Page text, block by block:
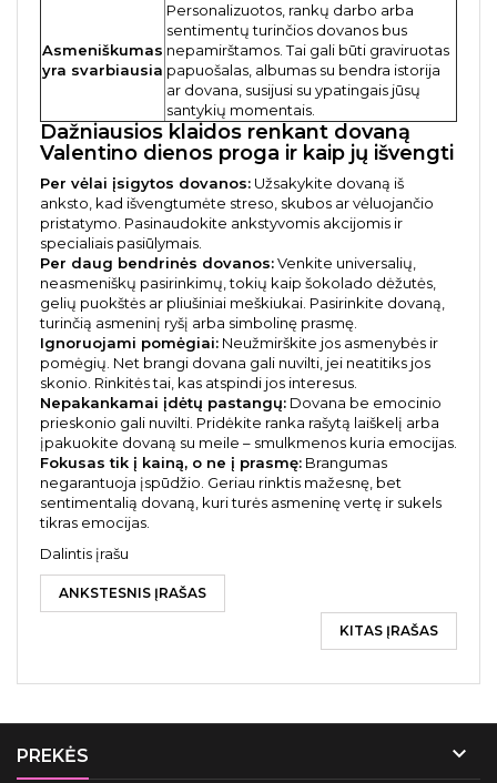
Asmeniškumas
yra svarbiausia
Personalizuotos, rankų darbo arba
sentimentų turinčios dovanos bus
nepamirštamos. Tai gali būti graviruotas
papuošalas, albumas su bendra istorija
ar dovana, susijusi su ypatingais jūsų
santykių momentais.
Dažniausios klaidos renkant dovaną
Valentino dienos proga ir kaip jų išvengti
Per vėlai įsigytos dovanos: Užsakykite dovaną iš
anksto, kad išvengtumėte streso, skubos ar vėluojančio
pristatymo. Pasinaudokite ankstyvomis akcijomis ir
specialiais pasiūlymais.
Per daug bendrinės dovanos:Venkite universalių,
neasmeniškų pasirinkimų, tokių kaip šokolado dėžutės,
gelių puokštės ar pliušiniai meškiukai. Pasirinkite dovaną,
turinčią asmeninį ryšį arba simbolinę prasmę.
Ignoruojami pomėgiai: Neužmirškite jos asmenybės ir
pomėgių. Net brangi dovana gali nuvilti, jei neatitiks jos
skonio. Rinkitės tai, kas atspindi jos interesus.
Nepakankamai įdėtų pastangų: Dovana be emocinio
prieskonio gali nuvilti. Pridėkite ranka rašytą laiškelį arba
įpakuokite dovaną su meile – smulkmenos kuria emocijas.
Fokusas tik į kainą, o ne į prasmę: Brangumas
negarantuoja įspūdžio. Geriau rinktis mažesnę, bet
sentimentalią dovaną, kuri turės asmeninę vertę ir sukels
tikras emocijas.
Dalintis įrašu
ANKSTESNIS ĮRAŠAS
KITAS ĮRAŠAS
PREKĖS 